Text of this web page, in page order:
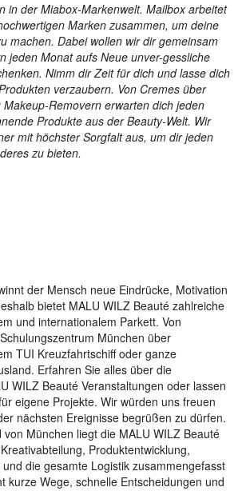
in der Miabox-Markenwelt. Mailbox arbeitet
Marken zusammen, um deine
machen. Dabei wollen wir dir gemeinsam
jeden Monat aufs Neue unver-gessliche
Nimm dir Zeit für dich und lasse dich
verzaubern. Von Cremes über
Removern erwarten dich jeden
Produkte aus der Beauty-Welt. Wir
mit höchster Sorgfalt aus, um dir jeden
zu bieten.
der Mensch neue Eindrücke, Motivation
bietet MALU WILZ Beauté zahlreiche
und internationalem Parkett. Von
München über
TUI Kreuzfahrtschiff oder ganze
Erfahren Sie alles über die
WILZ Beauté Veranstaltungen oder lassen
eigene Projekte. Wir würden uns freuen
nächsten Ereignisse begrüßen zu dürfen.
von München liegt die MALU WILZ Beauté
Produktentwicklung,
die gesamte Logistik zusammengefasst
kurze Wege, schnelle Entscheidungen und